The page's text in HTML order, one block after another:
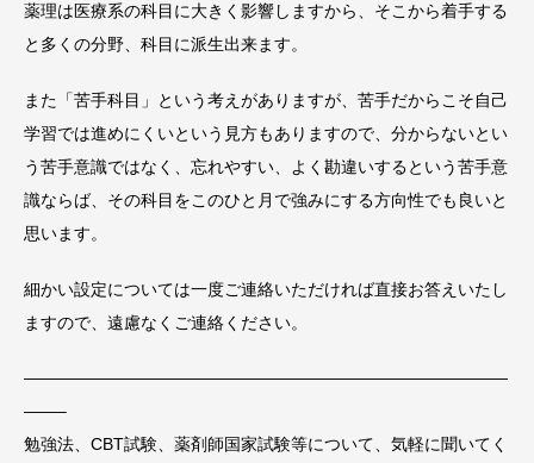
薬理は医療系の科目に大きく影響しますから、そこから着手する
と多くの分野、科目に派生出来ます。
また「苦手科目」という考えがありますが、苦手だからこそ自己
学習では進めにくいという見方もありますので、分からないとい
う苦手意識ではなく、忘れやすい、よく勘違いするという苦手意
識ならば、その科目をこのひと月で強みにする方向性でも良いと
思います。
細かい設定については一度ご連絡いただければ直接お答えいたし
ますので、遠慮なくご連絡ください。
—————————————————————————————
——–
勉強法、CBT試験、薬剤師国家試験等について、気軽に聞いてく